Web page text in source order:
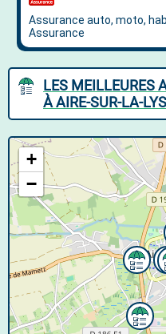
LES MEILLEURES
À AIRE-SUR-LA-LYS
+
−